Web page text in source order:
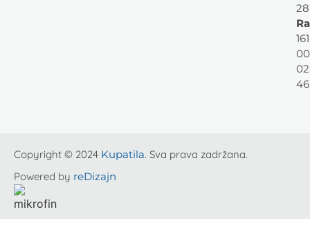
28
46
Copyright © 2024 Kupatila. Sva prava zadržana.
Powered by reDizajn